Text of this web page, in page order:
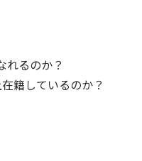
れるのか？
籍しているのか？